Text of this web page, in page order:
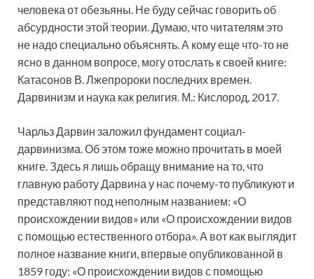
человека от обезьяны. Не буду сейчас говорить об
абсурдности этой теории. Думаю, что читателям это
не надо специально объяснять. А кому еще что-то не
ясно в данном вопросе, могу отослать к своей книге:
Катасонов В. Лжепророки последних времен.
Дарвинизм и наука как религия. М.: Кислород, 2017.
Чарльз Дарвин заложил фундамент социал-
дарвинизма. Об этом тоже можно прочитать в моей
книге. Здесь я лишь обращу внимание на то, что
главную работу Дарвина у нас почему-то публикуют и
представляют под неполным названием: «О
происхождении видов» или «О происхождении видов
с помощью естественного отбора». А вот как выглядит
полное название книги, впервые опубликованной в
1859 году: «О происхождении видов с помощью